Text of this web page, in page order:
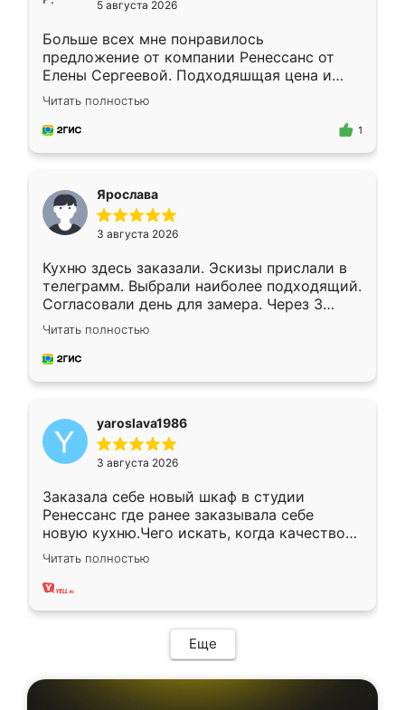
5 августа 2026
Больше всех мне понравилось
предложение от компании Ренессанс от
Елены Сергеевой. Подходяшщая цена и
короткие сроки изготовления. Приехавший
для замера сотрудник Владислав
предложил по моему эскизу самый
Читать полностью
1
Ярослава
3 августа 2026
Кухню здесь заказали. Эскизы прислали в
телеграмм. Выбрали наиболее подходящий.
Согласовали день для замера. Через 3
недели кухня была уже готова. Остались
довольны работой. Спасибо Ренессанс
мебель за качественную работу!
Читать полностью
yaroslava1986
3 августа 2026
Заказала себе новый шкаф в студии
Ренессанс где ранее заказывала себе
новую кухню.Чего искать, когда качеством
вполне довольна. Служит кухня уже почти
два года, нареканий нет.
Читать полностью
Еще